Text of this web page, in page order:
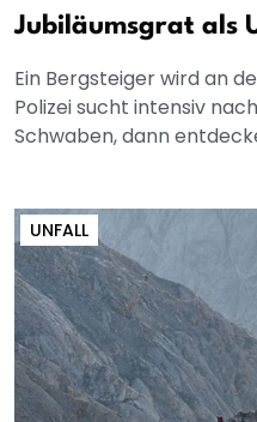
Jubiläumsgrat als
Ein Bergsteiger wird an
Polizei sucht intensiv
Schwaben, dann
UNFALL